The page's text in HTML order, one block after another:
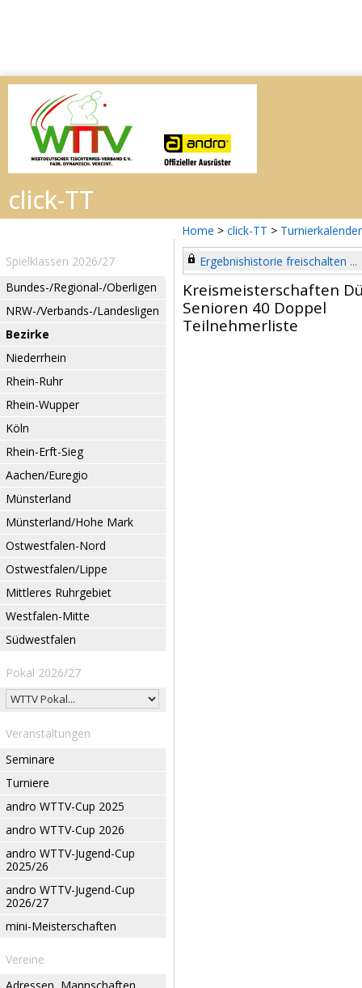
Home > click-TT > Turnierkalender
Spielklassen 2026/27
Bundes-/Regional-/Oberligen
NRW-/Verbands-/Landesligen
Bezirke
Niederrhein
Rhein-Ruhr
Rhein-Wupper
Köln
Rhein-Erft-Sieg
Aachen/Euregio
Münsterland
Münsterland/Hohe Mark
Ostwestfalen-Nord
Ostwestfalen/Lippe
Mittleres Ruhrgebiet
Westfalen-Mitte
Südwestfalen
Pokal 2026/27
Veranstaltungen
Seminare
Turniere
andro WTTV-Cup 2025
andro WTTV-Cup 2026
andro WTTV-Jugend-Cup
2025/26
andro WTTV-Jugend-Cup
2026/27
mini-Meisterschaften
Vereine
Ergebnishistorie freischalten ...
Kreismeisterschaften
Senioren 40 Doppel
Teilnehmerliste